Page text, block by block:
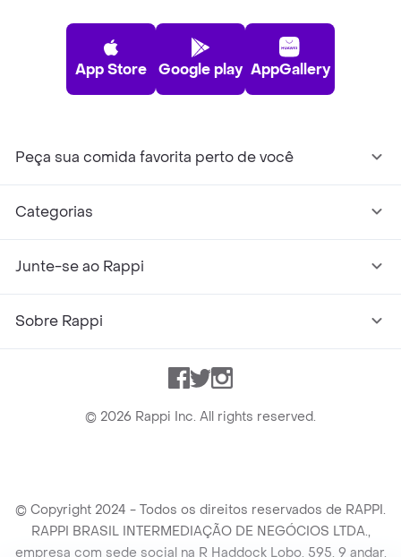
App Store Google play AppGallery
Peça sua comida favorita perto de você
Categorias
Junte-se ao Rappi
Sobre Rappi
Facebook
TwitterInstagram
© 2026 Rappi Inc. All rights reserved.
© Copyright 2024 - Todos os direitos reservados de RAPPI.
RAPPI BRASIL INTERMEDIAÇÃO DE NEGÓCIOS LTDA.,
empresa com sede social na R Haddock Lobo, 595, 9 andar,